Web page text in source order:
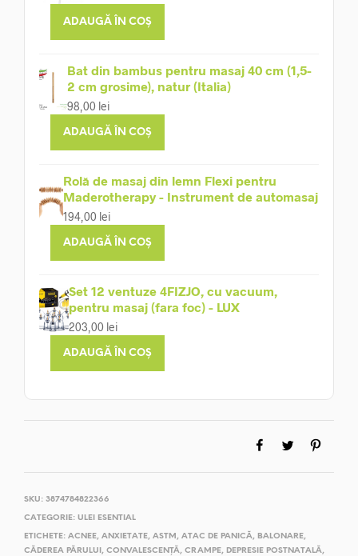
ADAUGĂ ÎN COȘ
Bat din bambus pentru masaj 40 cm (1,5-
2 cm grosime), natur (Italia)
98,00 lei
ADAUGĂ ÎN COȘ
Rolă de masaj din lemn Flexi pentru
Maderotherapy - Instrument de automasaj
194,00 lei
ADAUGĂ ÎN COȘ
Set 12 ventuze 4FIZJO, cu vacuum,
pentru masaj (fara foc) - LUX
203,00 lei
ADAUGĂ ÎN COȘ
SKU: 3874784822366
CATEGORIE: ULEI ESENTIAL
ETICHETE: ACNEE, ANXIETATE, ASTM , ATAC DE PANICĂ, BALONARE,
CĂDEREA PĂRULUI , CONVALESCENȚĂ, CRAMPE, DEPRESIE POSTNATALĂ,